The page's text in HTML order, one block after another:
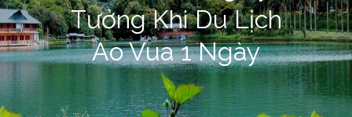
Tưởng Khi Du Lịch
Ao Vua 1 Ngày